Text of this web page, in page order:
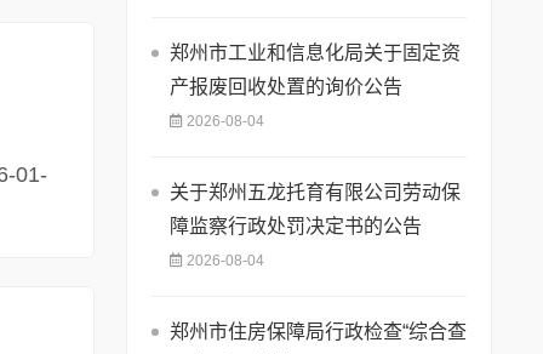
01-
郑州市工业和信息化局关于固定资
产报废回收处置的询价公告
2026-08-04
关于郑州五龙托育有限公司劳动保
障监察行政处罚决定书的公告
2026-08-04
郑州市住房保障局行政检查“综合查